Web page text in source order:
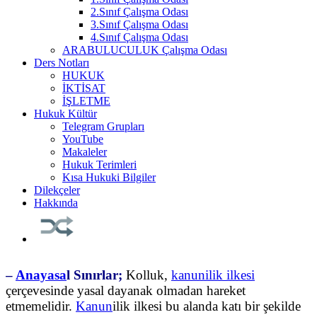
2.Sınıf Çalışma Odası
3.Sınıf Çalışma Odası
4.Sınıf Çalışma Odası
ARABULUCULUK Çalışma Odası
Ders Notları
HUKUK
İKTİSAT
İŞLETME
Hukuk Kültür
Telegram Grupları
YouTube
Makaleler
Hukuk Terimleri
Kısa Hukuki Bilgiler
Dilekçeler
Hakkında
‒ Anayasal Sınırlar; Kolluk, kanunilik ilkesi
çerçevesinde yasal dayanak olmadan hareket
etmemelidir. Kanunilik ilkesi bu alanda katı bir şekilde